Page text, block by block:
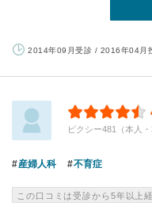
2014年09月受診 / 2016年04月
ピクシー481（本人
産婦人科 不育症
この口コミは受診から5年以上